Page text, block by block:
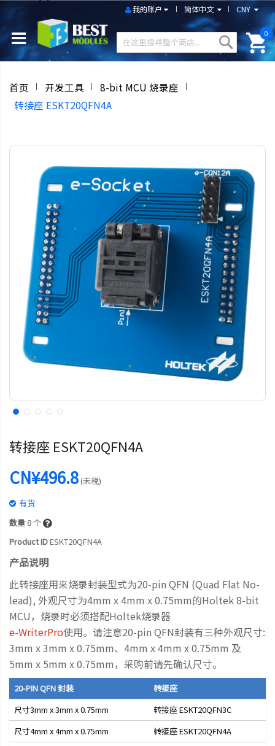
CNY
简体中文
我的账户
0
首页 开发工具
8-bit MCU 烧录座
转接座 ESKT20QFN4A
转接座 ESKT20QFN4A
CN¥496.8(未税)
有货
数量 8个
Product IDESKT20QFN4A
产品说明
此转接座用来烧录封装型式为20-pin QFN (Quad Flat No-
lead), 外观尺寸为4mm x 4mm x 0.75mm的Holtek 8-bit
MCU，烧录时必须搭配Holtek烧录器
e-WriterPro使用。请注意20-pin QFN封装有三种外观尺寸:
3mm x 3mm x 0.75mm、4mm x 4mm x 0.75mm 及
5mm x 5mm x 0.75mm，采购前请先确认尺寸。
20-PIN QFN 封装
转接座
尺寸3mm x 3mm x 0.75mm
转接座 ESKT20QFN3C
尺寸4mm x 4mm x 0.75mm
转接座 ESKT20QFN4A